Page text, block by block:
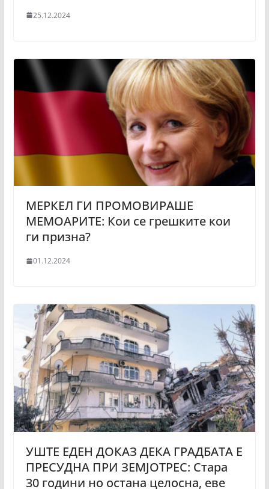
25.12.2024
МЕРКЕЛ ГИ ПРОМОВИРАШЕ
МЕМОАРИТЕ: Кои се грешките кои
ги призна?
01.12.2024
УШТЕ ЕДЕН ДОКАЗ ДЕКА ГРАДБАТА Е
ПРЕСУДНА ПРИ ЗЕМЈОТРЕС: Стара
30 години но остана целосна, еве